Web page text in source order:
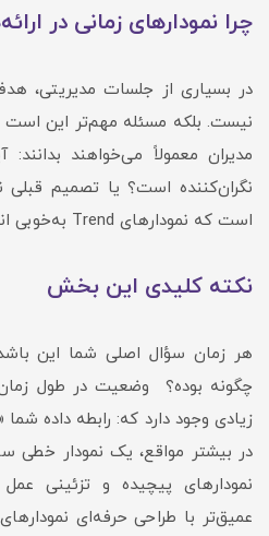
چرا نمودارهای زمانی در
در بسیاری از جلسات مدیریتی،
نیست. بلکه مسئله مهم‌تر این
مدیران معمولاً می‌خواهند
نگران‌کننده است؟ یا تصمیم قبلی
است که نمودارهای Trend به‌خوبی انجام می‌دهند.
نکته کلیدی این بخش
هر زمان سؤال اصلی شما این
چگونه بوده؟ وضعیت در طول
در بیشتر مواقع، یک نمودار خطی
نمودارهای پیچیده و تزئینی
عمیق‌تر با طراحی حرفه‌ای